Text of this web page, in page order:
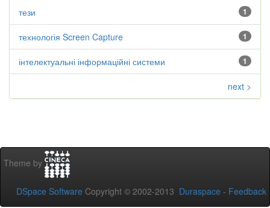
1
тези
1
технологія Screen Capture
1
інтелектуальні інформаційні системи
next >
Theme by
DSpace Software Copyright © 2002-2013 Duraspace - Feedback